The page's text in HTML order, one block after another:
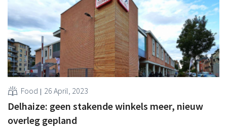
Food 26 April, 2023
Delhaize: geen stakende winkels meer, nieuw
overleg gepland